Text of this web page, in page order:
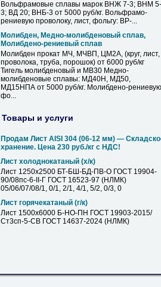
Вольфрамовые сплавы марок ВНЖ 7-3; ВНМ 5-
3; ВД 20; ВНБ-3 от 5000 руб/кг. Вольфрамо-
рениевую проволоку, лист, фольгу: ВР-...
Молибден, Медно-молибденовый сплав,
Молибдено-рениевый сплав
Молибден прокат МЧ, МЧВП, ЦМ2А, (круг, лист,
проволока, труба, порошок) от 6000 руб/кг
Тигель молибденовый и МВ30 Медно-
молибденовые сплавы: МД40Н, МД50,
МД15НПА от 5000 руб/кг. Молибдено-рениевую
фо...
Товары и услуги
Продам Лист AISI 304 (06-12 мм) —
хранение. Цена 230 руб./кг с НДС!
Лист холоднокатаный (х/к)
Лист 1250х2500 БТ-БШ-БД-ПВ-О ГОСТ 19904-
90/08пс-6-II-Г ГОСТ 16523-97 (НЛМК)
05/06/07/08/1, 0/1, 2/1, 4/1, 5/2, 0/3, 0
Лист горячекатаный (г/к)
Лист 1500х6000 Б-НО-ПН ГОСТ 19903-2015/
Ст3сп-5-СВ ГОСТ 14637-2024 (НЛМК)